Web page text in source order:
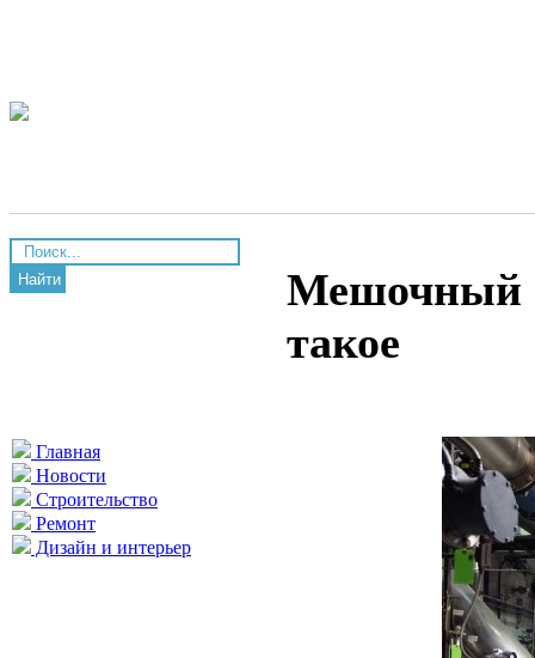
Найти
Главная
Новости
Строительство
Ремонт
Дизайн и интерьер
Мешочный
такое